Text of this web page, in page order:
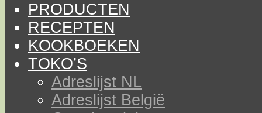
PRODUCTEN
RECEPTEN
KOOKBOEKEN
TOKO’S
Adreslijst NL
Adreslijst België